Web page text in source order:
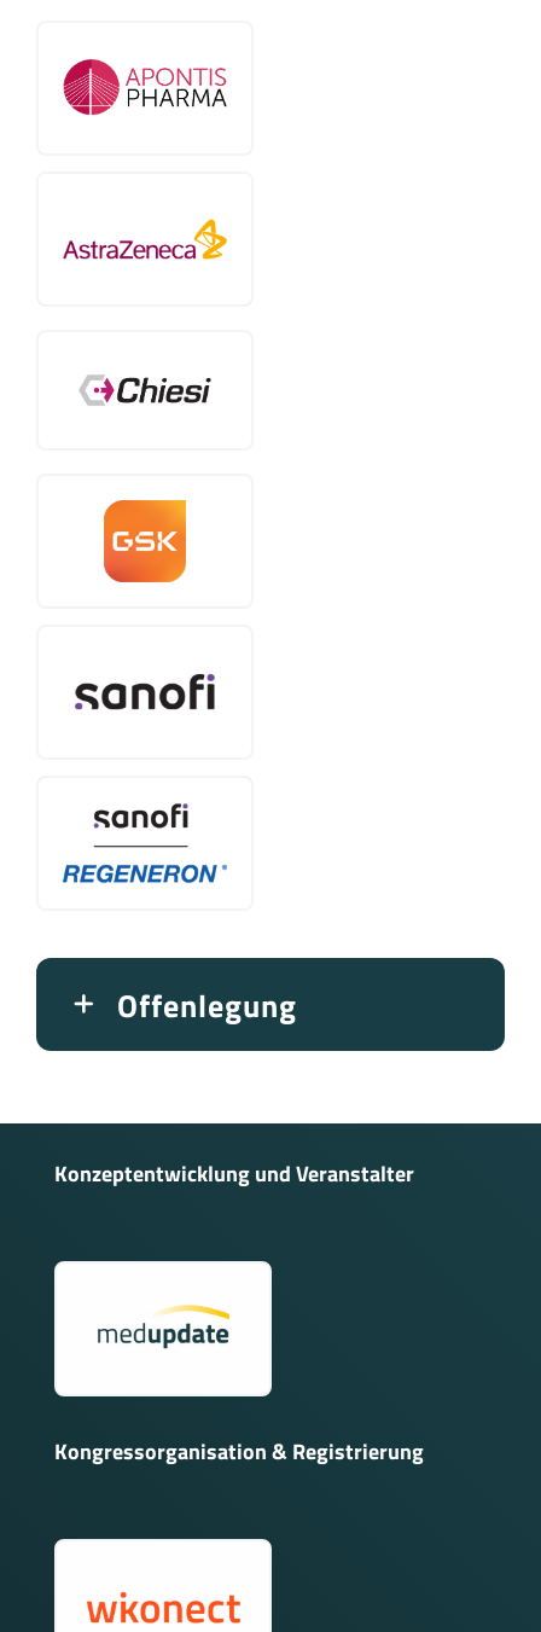
Offenlegung
Konzeptentwicklung und Veranstalter
Kongressorganisation & Registrierung